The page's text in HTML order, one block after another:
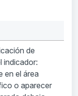
de
indicador:
en el área
o aparecer